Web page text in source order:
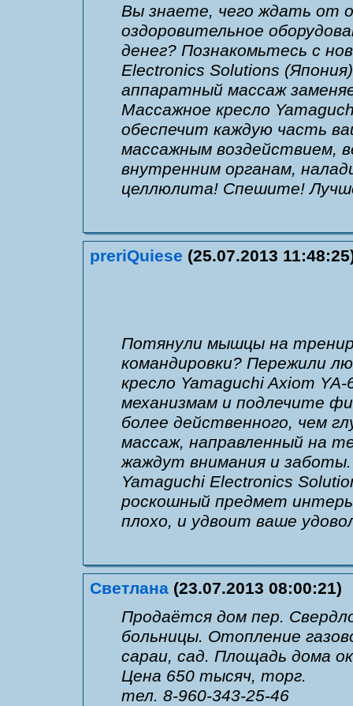
Вы знаете, чего ждать от
оздоровительное
денег? Познакомьтесь с
Electronics Solutions
аппаратный массаж
Массажное кресло
обеспечит каждую часть
массажным воздействием,
внутренним органам,
целлюлита! Спешите!
preriQuiese (25.07.2013
Потянули мышцы на
командировки? Пережили
кресло Yamaguchi Axiom
механизмам и подлечите
более действенного, чем
массаж, направленный на
жаждут внимания и
Yamaguchi Electronics
роскошный предмет
плохо, и удвоит ваше
Светлана (23.07.2013 08:00:21)
Продаётся дом пер.
больницы. Отопление
сараи, сад. Площадь дома
Цена 650 тысяч, торг.
тел. 8-960-343-25-46